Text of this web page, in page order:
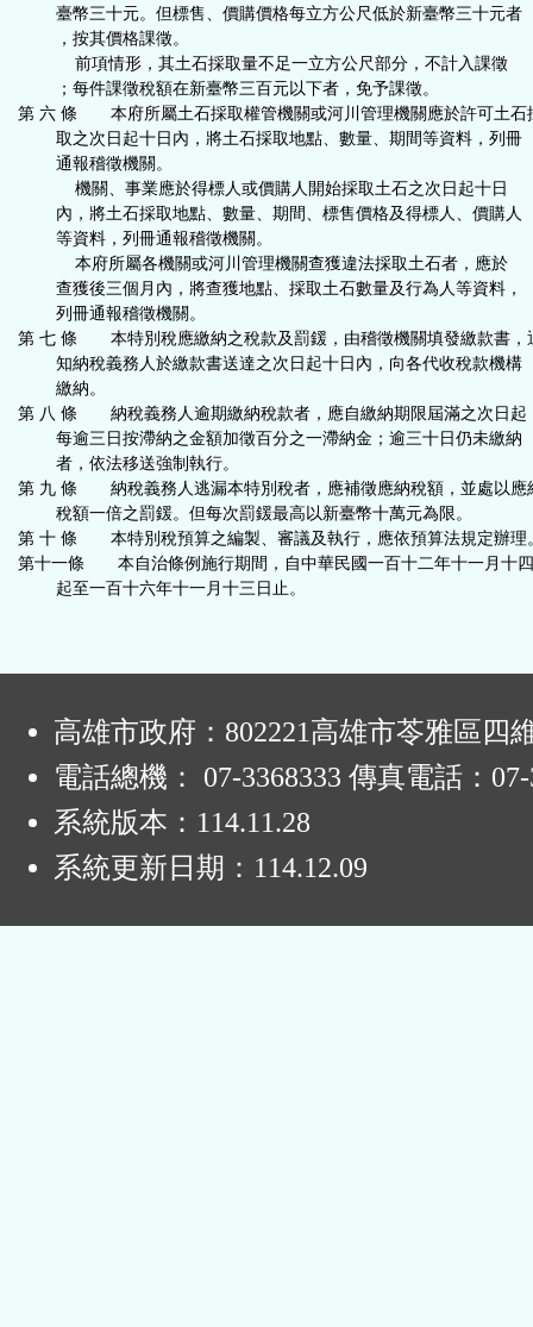
臺幣三十元。但標售、價購價格每立方公尺低於新臺幣三十元者
，按其價格課徵。
前項情形，其土石採取量不足一立方公尺部分，不計入課徵
；每件課徵稅額在新臺幣三百元以下者，免予課徵。
第 六 條 本府所屬土石採取權管機關或河川管理機關應於許可土石
取之次日起十日內，將土石採取地點、數量、期間等資料，列冊
通報稽徵機關。
機關、事業應於得標人或價購人開始採取土石之次日起十日
內，將土石採取地點、數量、期間、標售價格及得標人、價購人
等資料，列冊通報稽徵機關。
本府所屬各機關或河川管理機關查獲違法採取土石者，應於
查獲後三個月內，將查獲地點、採取土石數量及行為人等資料，
列冊通報稽徵機關。
第 七 條 本特別稅應繳納之稅款及罰鍰，由稽徵機關填發繳款書，
知納稅義務人於繳款書送達之次日起十日內，向各代收稅款機構
繳納。
第 八 條 納稅義務人逾期繳納稅款者，應自繳納期限屆滿之次日起
每逾三日按滯納之金額加徵百分之一滯納金；逾三十日仍未繳納
者，依法移送強制執行。
第 九 條 納稅義務人逃漏本特別稅者，應補徵應納稅額，並處以應
稅額一倍之罰鍰。但每次罰鍰最高以新臺幣十萬元為限。
第 十 條 本特別稅預算之編製、審議及執行，應依預算法規定辦理
第十一條 本自治條例施行期間，自中華民國一百十二年十一月十
起至一百十六年十一月十三日止。
高雄市政府：802221高雄市苓雅區四
電話總機： 07-3368333 傳真電話：07-
系統版本： 114.11.28
系統更新日期： 114.12.09